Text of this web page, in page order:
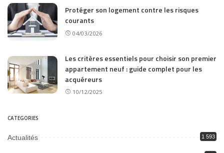
Protéger son logement contre les risques
courants
04/03/2026
Les critères essentiels pour choisir son premier
appartement neuf : guide complet pour les
acquéreurs
10/12/2025
CATEGORIES
Actualités 1 593